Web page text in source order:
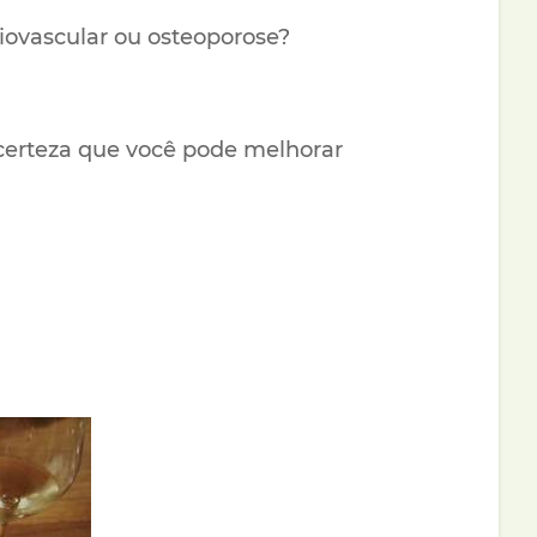
ou osteoporose?
que você pode melhorar